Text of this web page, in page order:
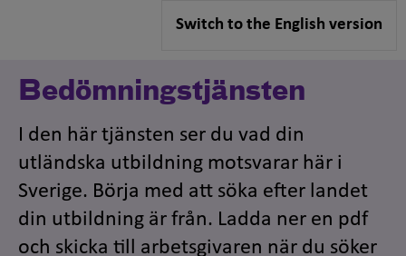
Switch to the English version
Bedömningstjänsten
I den här tjänsten ser du vad din
utländska utbildning motsvarar här i
Sverige. Börja med att söka efter landet
din utbildning är från. Ladda ner en pdf
och skicka till arbetsgivaren när du söker